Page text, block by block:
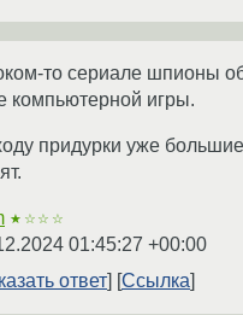
то сериале шпионы
компьютерной игры.
придурки уже
★☆☆☆
01:45:27 +00:00
ответ
Ссылка